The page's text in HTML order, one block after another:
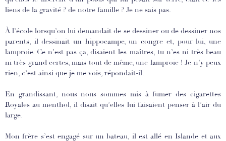
liens de la gravité ? de notre famille ? Je ne sais pas.
À l’école lorsqu’on lui demandait de se dessiner ou de dessiner nos
parents, il dessinait un hippocampe, un congre et, pour lui, une
lamproie. Ce n’est pas ça, disaient les maîtres, tu n’es ni très beau
ni très grand certes, mais tout de même, une lamproie ! Je n’y peux
rien, c’est ainsi que je me vois, répondait-il.
En grandissant, nous nous sommes mis à fumer des cigarettes
Royales au menthol, il disait qu’elles lui faisaient penser à l’air du
large.
Mon frère s’est engagé sur un bateau, il est allé en Islande et aux